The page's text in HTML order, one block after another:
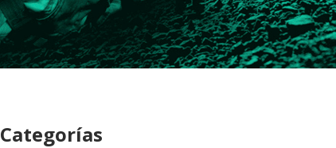
Categorías